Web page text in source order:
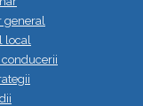
general
local